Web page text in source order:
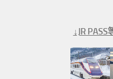
↓JR